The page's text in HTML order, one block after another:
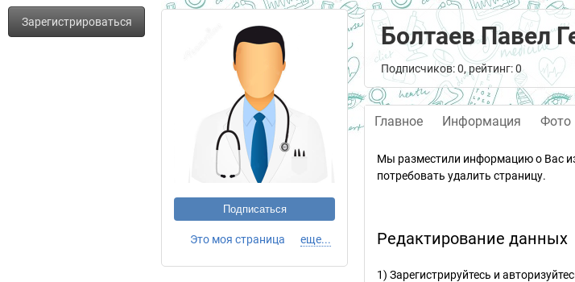
Зарегистрироваться
Подписаться
Это моя страница еще...
Болтаев Павел
Подписчиков: 0, рейтинг: 0
Главное Информация Фото
Мы разместили информацию о Вас
потребовать удалить страницу.
Редактирование данных
1) Зарегистрируйтесь и